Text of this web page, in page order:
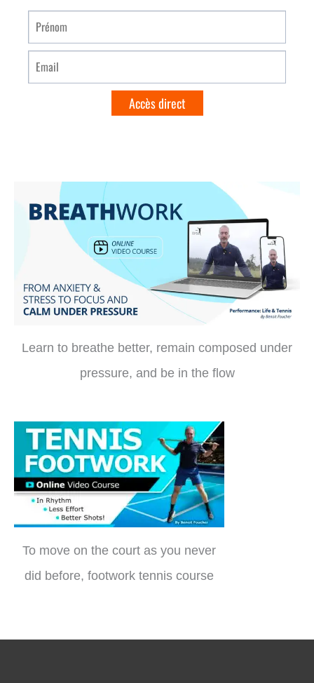
Learn to breathe better, remain composed under
pressure, and be in the flow
To move on the court as you never
did before, footwork tennis course